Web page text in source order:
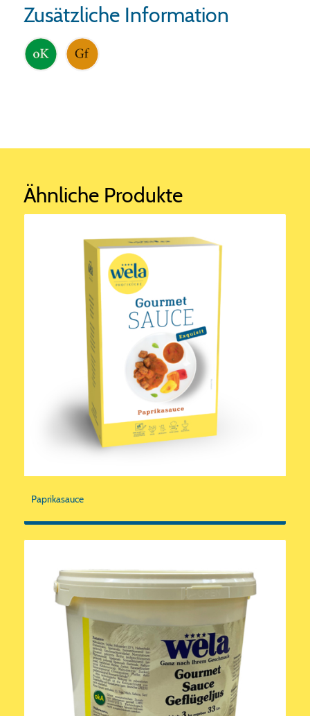
Zusätzliche Information
Ähnliche Produkte
Paprikasauce